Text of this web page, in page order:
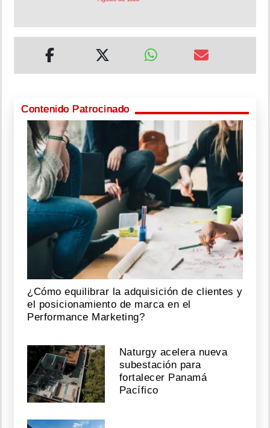
Contenido Patrocinado
¿Cómo equilibrar la adquisición de clientes y
el posicionamiento de marca en el
Performance Marketing?
Naturgy acelera nueva
subestación para
fortalecer Panamá
Pacífico